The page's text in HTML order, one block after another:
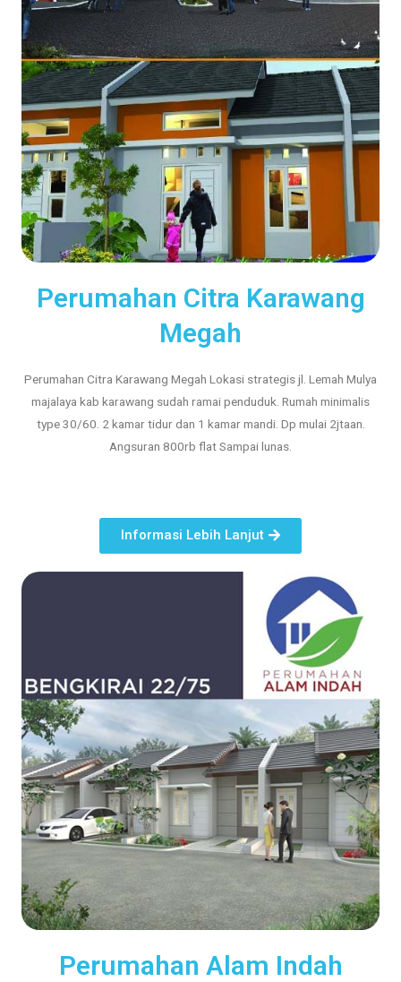
Perumahan Citra Karawang
Megah
Perumahan Citra Karawang Megah Lokasi strategis jl. Lemah Mulya
majalaya kab karawang sudah ramai penduduk. Rumah minimalis
type 30/60. 2 kamar tidur dan 1 kamar mandi. Dp mulai 2jtaan.
Angsuran 800rb flat Sampai lunas.
Informasi Lebih Lanjut
Perumahan Alam Indah